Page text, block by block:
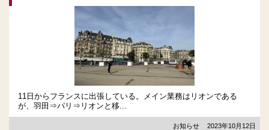
11日からフランスに出張している。メイン業務はリオンである
が、羽田⇒パリ⇒リオンと移...
お知らせ 2023年10月12日